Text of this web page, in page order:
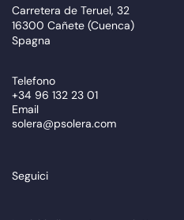
Carretera de Teruel, 32
16300 Cañete (Cuenca)
Spagna
Telefono
+34 96 132 23 01
Email
solera@psolera.com
Seguici